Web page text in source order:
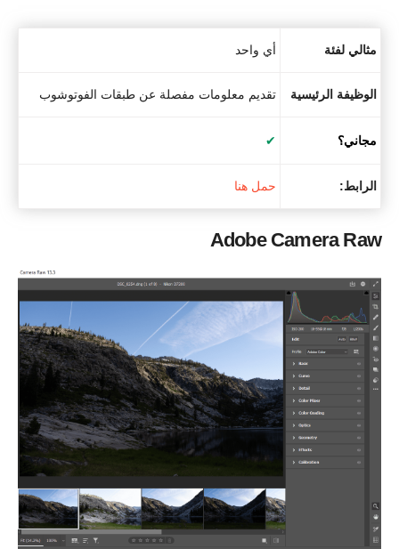
مثالي لفئة أي واحد
الوظيفة الرئيسية تقديم معلومات مفصلة عن طبقات الفوتوشوب
مجاني؟ ✔
الرابط: حمل هنا
Adobe Camera Raw